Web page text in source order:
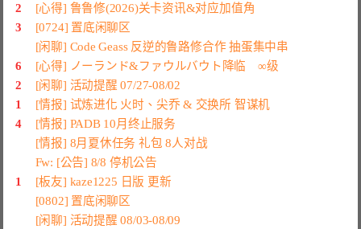
2
[心得] 鲁鲁修(2026)关卡资讯&对应加值角
3
[0724] 置底闲聊区
[闲聊] Code Geass 反逆的鲁路修合作 抽蛋集中串
6
[心得] ノーランド&ファウルバウト降临 ∞级
2
[闲聊] 活动提醒 07/27-08/02
1
[情报] 试炼进化 火时、尖乔 & 交换所 智谋机
4
[情报] PADB 10月终止服务
[情报] 8月夏休任务 礼包 8人对战
Fw: [公告] 8/8 停机公告
1
[板友] kaze1225 日版 更新
[0802] 置底闲聊区
[闲聊] 活动提醒 08/03-08/09